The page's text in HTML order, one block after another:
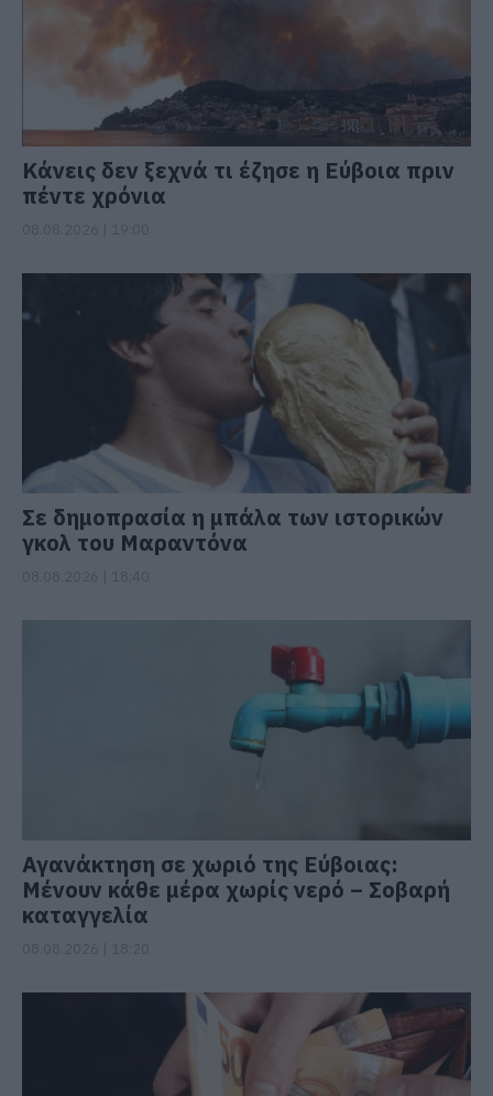
Κάνεις δεν ξεχνά τι έζησε η Εύβοια πριν
πέντε χρόνια
Σε δημοπρασία η μπάλα των ιστορικών
γκολ του Μαραντόνα
Αγανάκτηση σε χωριό της Εύβοιας:
Μένουν κάθε μέρα χωρίς νερό – Σοβαρή
καταγγελία